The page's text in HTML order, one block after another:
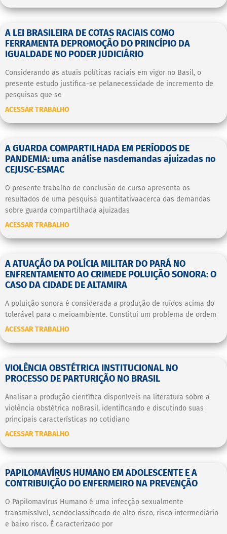
A LEI BRASILEIRA DE COTAS RACIAIS COMO
FERRAMENTA DEPROMOÇÃO DO PRINCÍPIO DA
IGUALDADE NO PODER JUDICIÁRIO
Considerando as atuais políticas raciais em vigor no Basil, o
presente estudo justifica-se pelanecessidade de incremento de
pesquisas que se
ACESSAR TRABALHO
A GUARDA COMPARTILHADA EM PERÍODOS DE
PANDEMIA: uma análise nasdemandas ajuizadas no
CEJUSC-ESMAC
O presente trabalho de conclusão de curso apresenta os
resultados de uma pesquisa quantitativaacerca das demandas
sobre guarda compartilhada ajuizadas
ACESSAR TRABALHO
A ATUAÇÃO DA POLÍCIA MILITAR DO PARÁ NO
ENFRENTAMENTO AO CRIMEDE POLUIÇÃO SONORA: O
CASO DA CIDADE DE ALTAMIRA
A poluição sonora é considerada a produção de ruídos acima do
tolerável para o meioambiente. Constitui um problema de ordem
ACESSAR TRABALHO
VIOLÊNCIA OBSTÉTRICA INSTITUCIONAL NO
PROCESSO DE PARTURIÇÃO NO BRASIL
Analisar a produção científica disponíveis na literatura sobre a
violência obstétrica noBrasil, identificando e discutindo suas
principais características no cotidiano
ACESSAR TRABALHO
PAPILOMAVÍRUS HUMANO EM ADOLESCENTE E A
CONTRIBUIÇÃO DO ENFERMEIRO NA PREVENÇÃO
O Papilomavírus Humano é uma infecção sexualmente
transmissível, sendoclassificado de alto risco, risco intermediário
e baixo risco. É caracterizado por